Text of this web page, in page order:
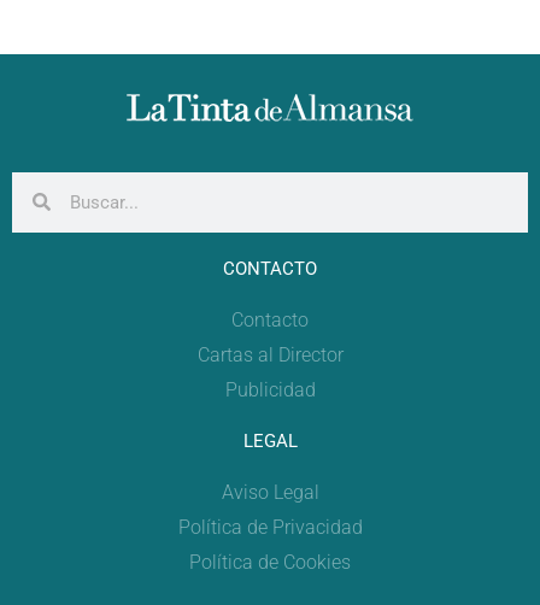
CONTACTO
Contacto
Cartas al Director
Publicidad
LEGAL
Aviso Legal
Política de Privacidad
Política de Cookies